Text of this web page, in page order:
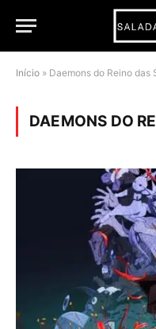
Início » Daemons do Reino das
DAEMONS DO